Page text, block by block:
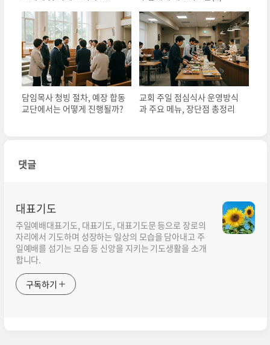
담임목사 청빙 절차, 예장 합동
교단에서는 어떻게 진행될까?
교회 주일 점심식사 운영방식
과 주요 메뉴, 장단점 총정리
댓글
대표기도
주일예배대표기도, 대표기도, 대표기도문 등으로 장로의
자리에서 기도하며 성장하는 일상의 모습을 담아내고 주
일예배를 섬기는 모습 등 신앙을 지키는 기도생활을 소개
합니다.
구독하기